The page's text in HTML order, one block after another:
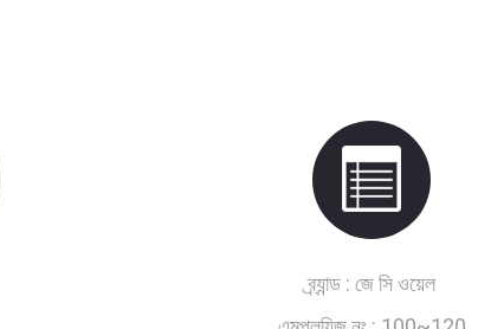
ব্র্যান্ড : জে সি ওয়েল